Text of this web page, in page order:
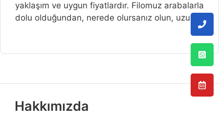
yaklaşım ve uygun fiyatlardır. Filomuz arabalarla
dolu olduğundan, nerede olursanız olun, uzun
Hakkımızda